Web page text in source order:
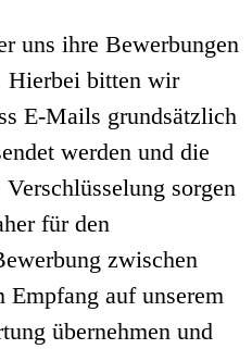
uns ihre Bewerbungen
Hierbei bitten wir
E-Mails grundsätzlich
werden und die
sorgen
für den
zwischen
Empfang auf unserem
übernehmen und